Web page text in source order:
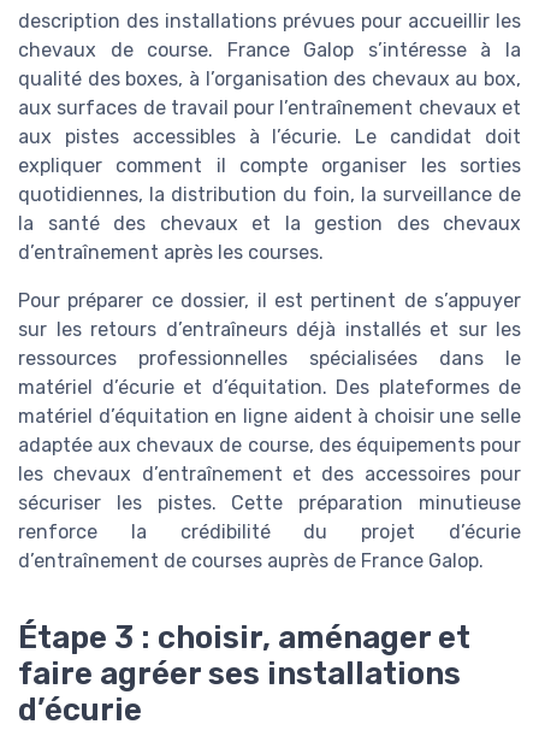
description des installations prévues pour accueillir les
chevaux de course. France Galop s’intéresse à la
qualité des boxes, à l’organisation des chevaux au box,
aux surfaces de travail pour l’entraînement chevaux et
aux pistes accessibles à l’écurie. Le candidat doit
expliquer comment il compte organiser les sorties
quotidiennes, la distribution du foin, la surveillance de
la santé des chevaux et la gestion des chevaux
d’entraînement après les courses.
Pour préparer ce dossier, il est pertinent de s’appuyer
sur les retours d’entraîneurs déjà installés et sur les
ressources professionnelles spécialisées dans le
matériel d’écurie et d’équitation. Des plateformes de
matériel d’équitation en ligne aident à choisir une selle
adaptée aux chevaux de course, des équipements pour
les chevaux d’entraînement et des accessoires pour
sécuriser les pistes. Cette préparation minutieuse
renforce la crédibilité du projet d’écurie
d’entraînement de courses auprès de France Galop.
Étape 3 : choisir, aménager et
faire agréer ses installations
d’écurie